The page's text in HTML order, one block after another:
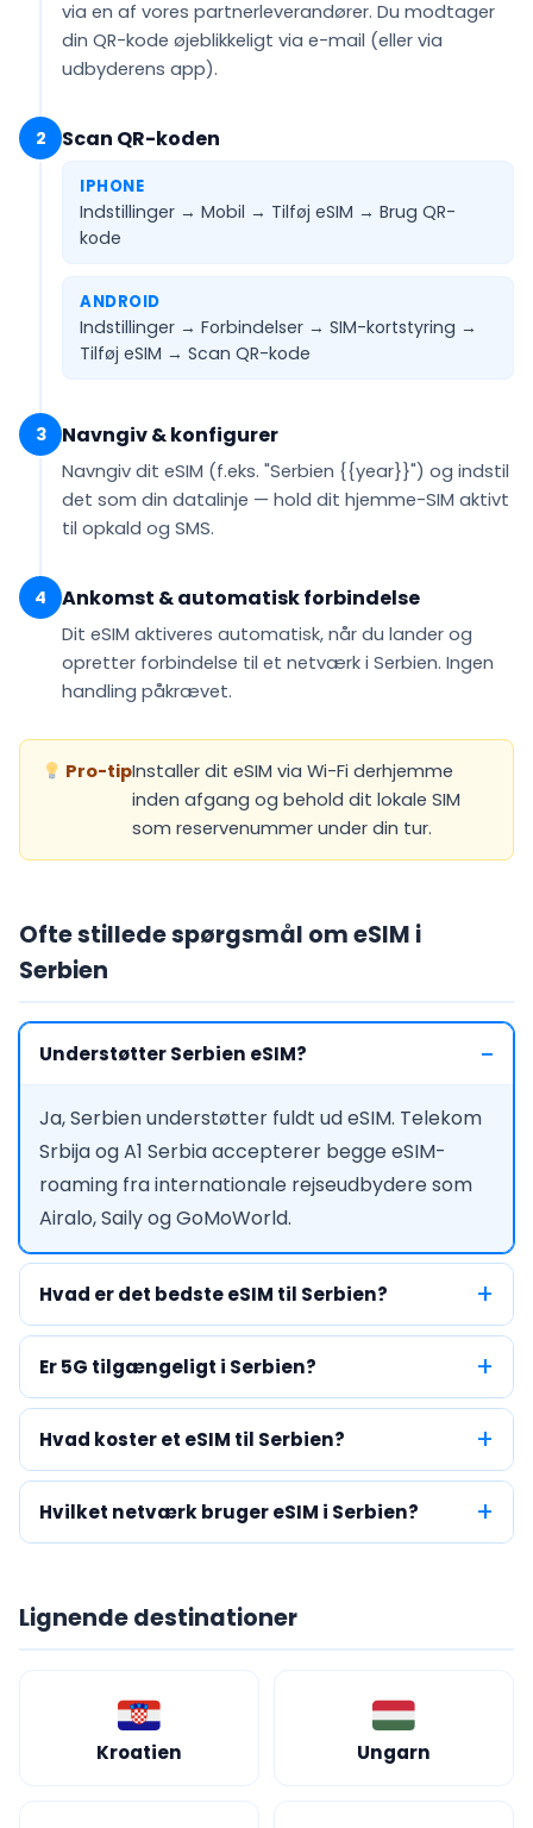
via en af vores partnerleverandører. Du modtager
din QR-kode øjeblikkeligt via e-mail (eller via
udbyderens app).
2 Scan QR-koden
IPHONE
Indstillinger → Mobil → Tilføj eSIM → Brug QR-
kode
ANDROID
Indstillinger → Forbindelser → SIM-kortstyring →
Tilføj eSIM → Scan QR-kode
3 Navngiv & konfigurer
Navngiv dit eSIM (f.eks. "Serbien {{year}}") og indstil
det som din datalinje — hold dit hjemme-SIM aktivt
til opkald og SMS.
4 Ankomst & automatisk forbindelse
Dit eSIM aktiveres automatisk, når du lander og
opretter forbindelse til et netværk i Serbien. Ingen
handling påkrævet.
Pro-tipInstaller dit eSIM via Wi-Fi derhjemme
inden afgang og behold dit lokale SIM
som reservenummer under din tur.
Ofte stillede spørgsmål om eSIM i
Serbien
Understøtter Serbien eSIM?
Ja, Serbien understøtter fuldt ud eSIM. Telekom
Srbija og A1 Serbia accepterer begge eSIM-
roaming fra internationale rejseudbydere som
Airalo, Saily og GoMoWorld.
Hvad er det bedste eSIM til Serbien?
Er 5G tilgængeligt i Serbien?
Hvad koster et eSIM til Serbien?
Hvilket netværk bruger eSIM i Serbien?
Lignende destinationer
Kroatien Ungarn